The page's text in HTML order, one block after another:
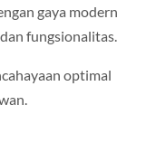
gaya modern
fungsionalitas.
optimal